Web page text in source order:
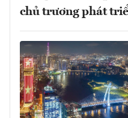
chủ trương phát